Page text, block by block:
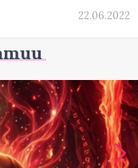
22.06.2022